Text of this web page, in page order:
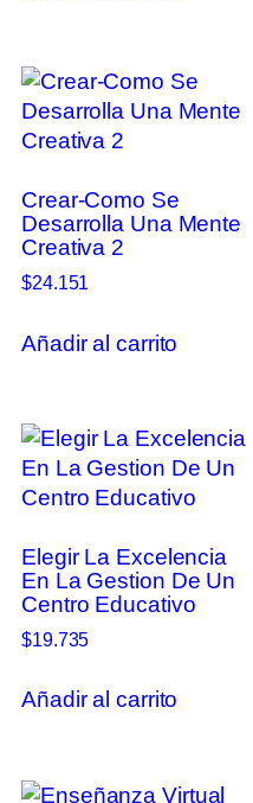
Crear-Como Se
Desarrolla Una Mente
Creativa 2
$24.151
Añadir al carrito
Elegir La Excelencia
En La Gestion De Un
Centro Educativo
$19.735
Añadir al carrito